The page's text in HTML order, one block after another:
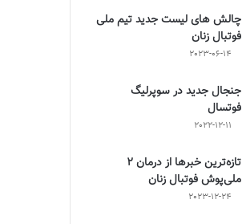
چالش هاى ليست جدید تيم ملى
فوتبال زنان
2023-06-14
جنجال جدید در سوپرلیگ
فوتسال
2022-12-11
تازه‌ترین خبرها از درمان ۲
ملی‌پوش فوتبال زنان
2023-12-24